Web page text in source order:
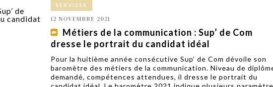
SERVICES
12 NOVEMBRE 2021
Métiers de la communication : Sup’ de Com
dresse le portrait du candidat idéal
Pour la huitième année consécutive Sup’ de Com dévoile son
baromètre des métiers de la communication. Niveau de
demandé, compétences attendues, il dresse le portrait du